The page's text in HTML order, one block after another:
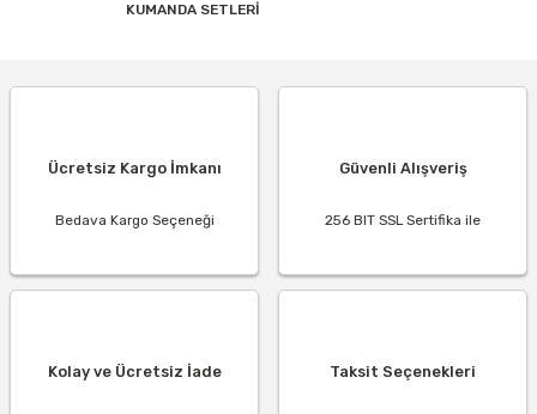
KUMANDA SETLERİ
Ücretsiz Kargo İmkanı
Bedava Kargo Seçeneği
Güvenli Alışveriş
256 BIT SSL Sertifika ile
Kolay ve Ücretsiz İade Taksit Seçenekleri